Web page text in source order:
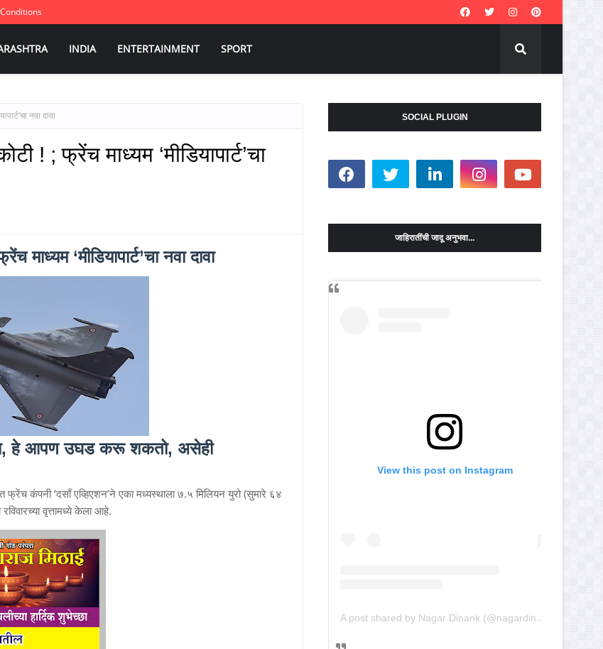
INDIA ENTERTAINMENT SPORT
नवा दावा
! ; फ्रेंच माध्यम ‘मीडियापार्ट’चा
‘मीडियापार्ट’चा नवा दावा
हे आपण उघड करू शकतो, असेही
फ्रेंच कंपनी ‘दसाँ एव्हिएशन’ने एका मध्यस्थाला ७.५ मिलियन युरो (सुमारे ६४
वृत्तामध्ये केला आहे.
SOCIAL PLUGIN
जाहिरातींची जादू अनुभवा...
View this post on Instagram
A post shared by Nagar Dinank (@nagardinank)